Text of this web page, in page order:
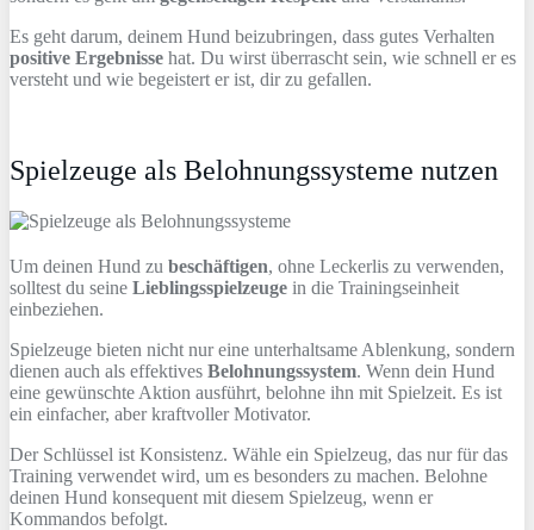
Es geht darum, deinem Hund beizubringen, dass gutes Verhalten
positive Ergebnisse hat. Du wirst überrascht sein, wie schnell er es
versteht und wie begeistert er ist, dir zu gefallen.
Spielzeuge als Belohnungssysteme nutzen
Um deinen Hund zu beschäftigen, ohne Leckerlis zu verwenden,
solltest du seine Lieblingsspielzeuge in die Trainingseinheit
einbeziehen.
Spielzeuge bieten nicht nur eine unterhaltsame Ablenkung, sondern
dienen auch als effektives Belohnungssystem. Wenn dein Hund
eine gewünschte Aktion ausführt, belohne ihn mit Spielzeit. Es ist
ein einfacher, aber kraftvoller Motivator.
Der Schlüssel ist Konsistenz. Wähle ein Spielzeug, das nur für das
Training verwendet wird, um es besonders zu machen. Belohne
deinen Hund konsequent mit diesem Spielzeug, wenn er
Kommandos befolgt.